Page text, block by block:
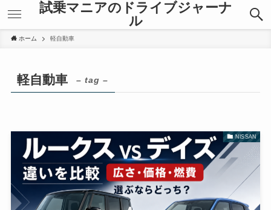
試乗マニアのドライブジャーナ
ル
ホーム 軽自動車
軽自動車 – tag –
NISSAN